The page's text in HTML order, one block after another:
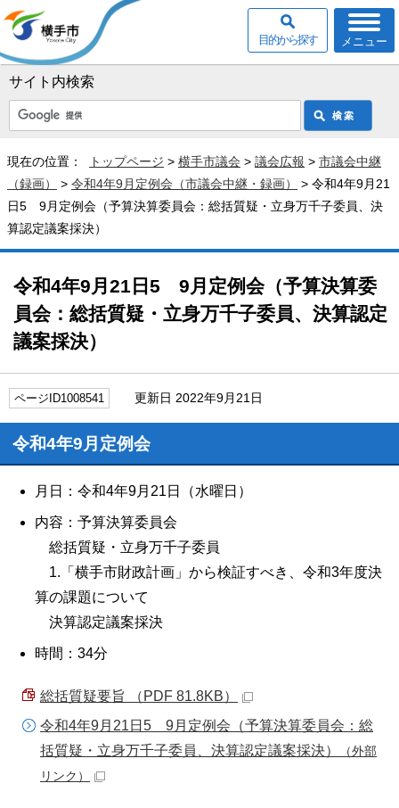
サイト内検索
メニュー
目的から探す
現在の位置： トップページ > 横手市議会 > 議会広報 > 市議会中継
（録画）
> 令和4年9月定例会（市議会中継・録画）
> 令和4年9月21
日5 9月定例会（予算決算委員会：総括質疑・立身万千子委員、決
算認定議案採決）
令和4年9月21日5 9月定例会（予算決算委
員会：総括質疑・立身万千子委員、決算認定
議案採決）
ページID1008541 更新日 2022年9月21日
令和4年9月定例会
月日：令和4年9月21日（水曜日）
内容：予算決算委員会
総括質疑・立身万千子委員
1.「横手市財政計画」から検証すべき、令和3年度決
算の課題について
決算認定議案採決
時間：34分
総括質疑要旨 （PDF 81.8KB）
令和4年9月21日5 9月定例会（予算決算委員会：総
括質疑・立身万千子委員、決算認定議案採決）
（外部
リンク）